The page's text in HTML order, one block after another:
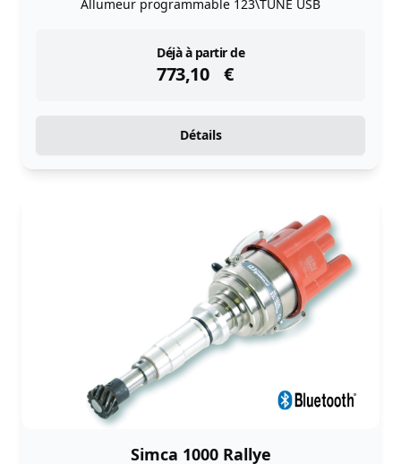
Allumeur programmable 123\TUNE USB
Déjà à partir de
773,10 €
instock
Détails
Simca 1000 Rallye